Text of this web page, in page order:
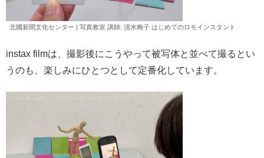
北國新聞文化センター | 写真教室 講師: 清水梅子 はじめてのロモインスタント
instax filmは、撮影後にこうやって被写体と並べて撮るとい
うのも、楽しみにひとつとして定番化しています。